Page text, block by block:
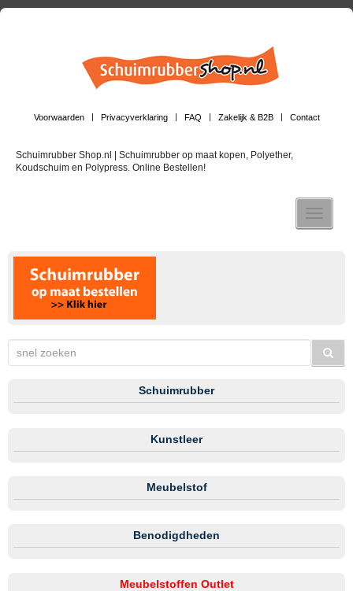
Voorwaarden Privacyverklaring FAQ Zakelijk & B2B Contact
Schuimrubber Shop.nl | Schuimrubber op maat kopen, Polyether,
Koudschuim en Polypress. Online Bestellen!
Toggle
Schuimrubber
Kunstleer
Meubelstof
Benodigdheden
Meubelstoffen Outlet